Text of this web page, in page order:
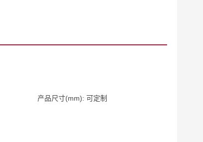
产品尺寸(mm): 可定制